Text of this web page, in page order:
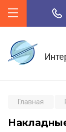
Главная